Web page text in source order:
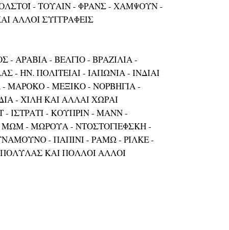
- ΤΟΥΑΙΝ - ΦΡΑΝΣ - ΧΑΜΨΟΥΝ -
ΑΛΛΟΙ ΣΥΓΓΡΑΦΕΙΣ
- ΑΡΑΒΙΑ - ΒΕΛΓΙΟ - ΒΡΑΖΙΛΙΑ -
- ΗΝ. ΠΟΛΙΤΕΙΑΙ - ΙΑΠΩΝΙΑ - ΙΝΔΙΑΙ
- ΜΑΡΟΚΟ - ΜΕΞΙΚΟ - ΝΟΡΒΗΓΙΑ -
- ΧΙΛΗ ΚΑΙ ΑΛΛΑΙ ΧΩΡΑΙ
- ΙΣΤΡΑΤΙ - ΚΟΥΠΡΙΝ - ΜΑΝΝ -
- ΜΩΡΟΥΑ - ΝΤΟΣΤΟΓΙΕΦΣΚΗ -
- ΠΑΠΙΝΙ - ΡΑΜΩ - ΡΙΛΚΕ -
ΚΑΙ ΠΟΛΛΟΙ ΑΛΛΟΙ